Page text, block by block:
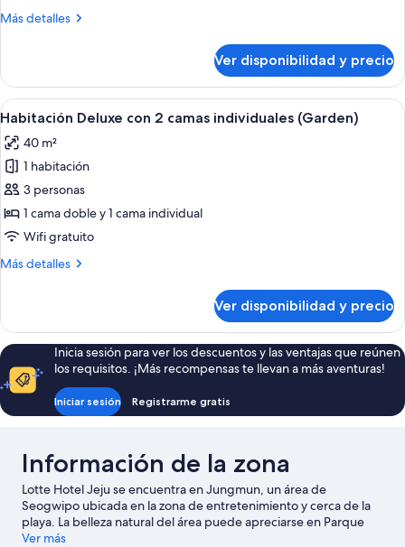
2
(MountainDFM)
Más detalles
Más
Deluxe
con
2
individuales
(MountainDFM)
Ver disponibilidad y precio
Ver
todas
las
fotos
de
Habitación
Deluxe
2
(Garden)
Habitación de hotel con dos camas,
2
Habitación Deluxe con 2 camas individuales (Garden)
40 m²
1 habitación
3 personas
1 cama doble y 1 cama individual
Wifi gratuito
Más detalles
Más
Deluxe
con
2
camas
individuales
(Garden)
Ver disponibilidad y precio
Inicia sesión para ver los descuentos y las ventajas que reúnen
los requisitos. ¡Más recompensas te llevan a más aventuras!
Iniciar sesión Registrarme gratis
Información de la zona
Lotte Hotel Jeju se encuentra en Jungmun, un área de
Seogwipo ubicada en la zona de entretenimiento y cerca de la
playa. La belleza natural del área puede apreciarse en Parque
Nacional de Hallasan y Cascadas de Cheonjiyeon, mientras que
Ver más